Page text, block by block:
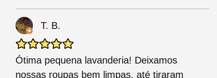
T. B.
Ótima pequena lavanderia! Deixamos
nossas roupas bem limpas, até tiraram